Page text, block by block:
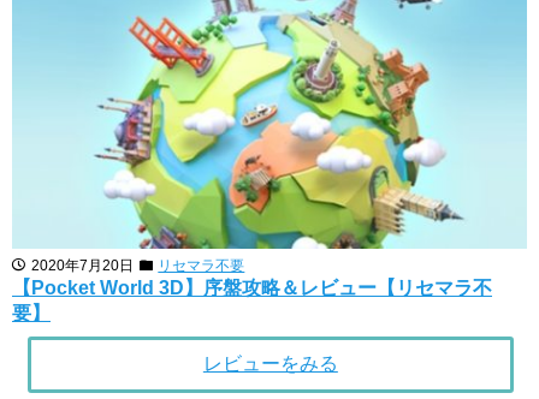
2020年7月20日 リセマラ不要
【Pocket World 3D】序盤攻略＆レビュー【リセマラ不
要】
レビューをみる